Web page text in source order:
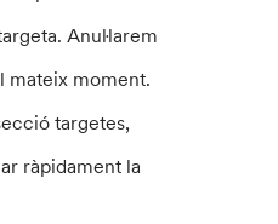
Anul·larem
mateix moment.
targetes,
ràpidament la